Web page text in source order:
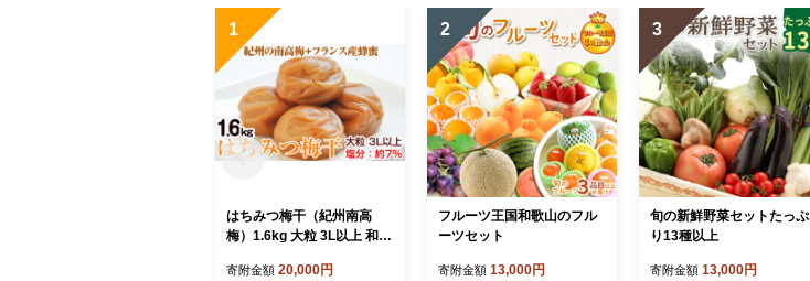
1
はちみつ梅干（紀州南高
梅）1.6kg 大粒 3L以上 和歌
寄附金額 20,000円
2
フルーツ王国和歌山のフル
ーツセット
寄附金額 13,000円
3
旬の新鮮野菜セットたっぷ
り13種以上
寄附金額 13,000円